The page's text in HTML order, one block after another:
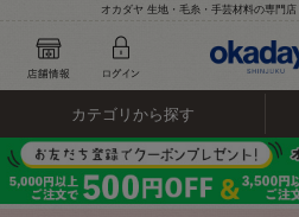
オカダヤ 生地・毛糸・手芸材料の専門店
カテゴリから探す